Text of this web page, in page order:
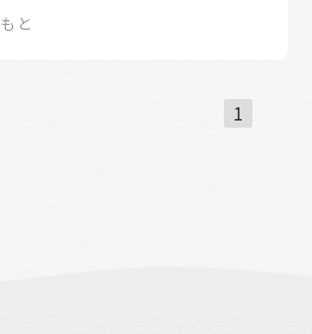
、わさび等々、富士山の恵みが豊
景観、雄大な自然に囲まれたスポー
と
1